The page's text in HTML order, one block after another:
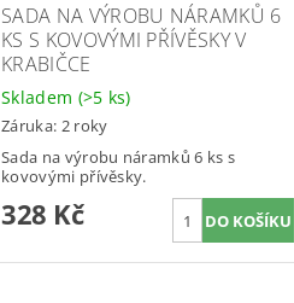
SADA NA VÝROBU NÁRAMKŮ 6
KS S KOVOVÝMI PŘÍVĚSKY V
KRABIČCE
Skladem (>5 ks)
Záruka: 2 roky
Sada na výrobu náramků 6 ks s
kovovými přívěsky.
328 Kč